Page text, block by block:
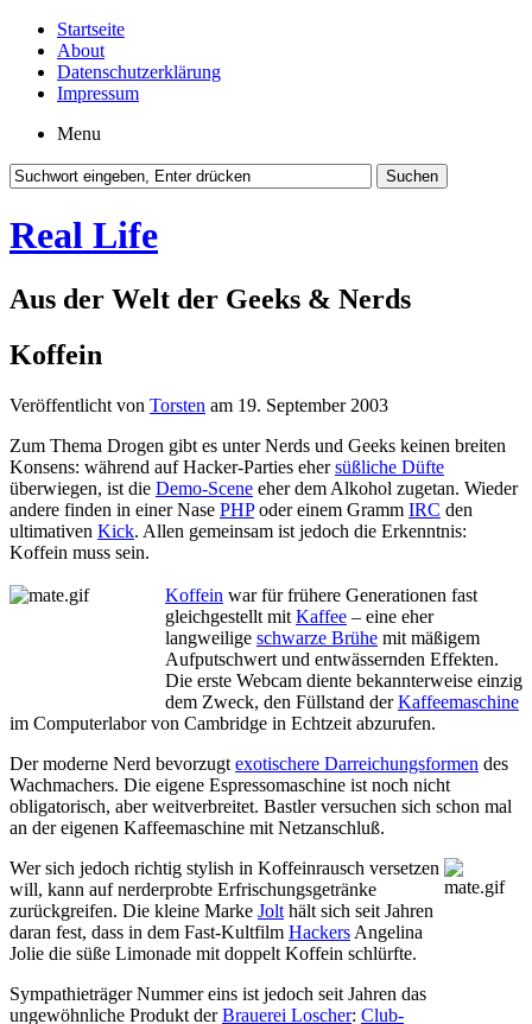
Startseite
About
Datenschutzerklärung
Impressum
Menu
Real Life
Aus der Welt der Geeks & Nerds
Koffein
Veröffentlicht von Torsten am 19. September 2003
Zum Thema Drogen gibt es unter Nerds und Geeks keinen breiten
Konsens: während auf Hacker-Parties ehersüßliche Düfte
überwiegen, ist die Demo-Scene eher dem Alkohol zugetan. Wieder
andere finden in einer Nase PHPoder einem Gramm IRC den
ultimativen Kick. Allen gemeinsam ist jedoch die Erkenntnis:
Koffein muss sein.
Koffein war für frühere Generationen fast
gleichgestellt mit Kaffee – eine eher
langweilige schwarze Brühe mit mäßigem
Aufputschwert und entwässernden Effekten.
Die erste Webcam diente bekannterweise einzig
dem Zweck, den Füllstand derKaffeemaschine
im Computerlabor von Cambridge in Echtzeit abzurufen.
Der moderne Nerd bevorzugt exotischere Darreichungsformen des
Wachmachers. Die eigene Espressomaschine ist noch nicht
obligatorisch, aber weitverbreitet. Bastler versuchen sich schon mal
an der eigenen Kaffeemaschine mit Netzanschluß.
Wer sich jedoch richtig stylish in Koffeinrausch versetzen
will, kann auf nerderprobte Erfrischungsgetränke
zurückgreifen. Die kleine Marke Jolt hält sich seit Jahren
daran fest, dass in dem Fast-Kultfilm Hackers Angelina
Jolie die süße Limonade mit doppelt Koffein schlürfte.
Sympathieträger Nummer eins ist jedoch seit Jahren das
ungewöhnliche Produkt derBrauerei Loscher: Club-